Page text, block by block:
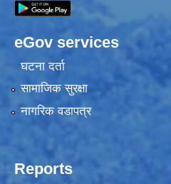
eGov services
घटना दर्ता
सामाजिक सुरक्षा
नागरिक वडापत्र
Reports